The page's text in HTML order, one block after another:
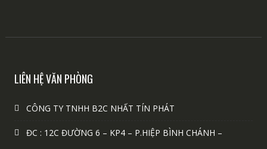
LIÊN HỆ VĂN PHÒNG
CÔNG TY TNHH B2C NHẤT TÍN PHÁT
ĐC : 12C ĐƯỜNG 6 – KP4 – P.HIỆP BÌNH CHÁNH –